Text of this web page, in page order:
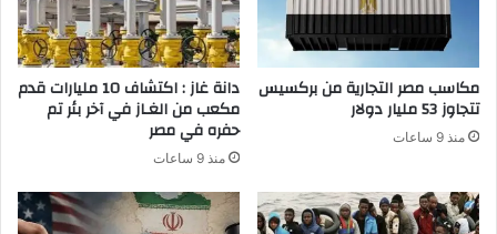
مكاسب مصر التجارية من بركسيس
تتجاوز 53 مليار دولار
منذ 9 ساعات
دانة غاز : اكتشاف 10 مليارات قدم
مكعب من الغـاز في آخر بئر تم
حفره في مصر
منذ 9 ساعات